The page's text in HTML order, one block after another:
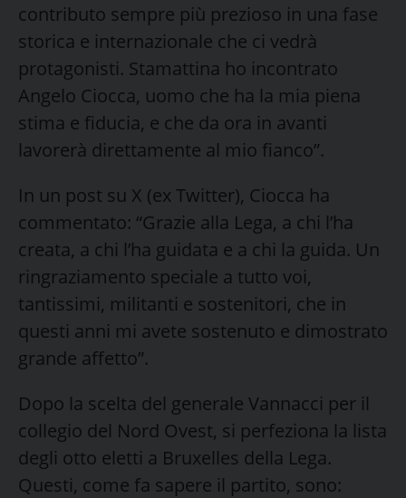
contributo sempre più prezioso in una fase
storica e internazionale che ci vedrà
protagonisti. Stamattina ho incontrato
Angelo Ciocca, uomo che ha la mia piena
stima e fiducia, e che da ora in avanti
lavorerà direttamente al mio fianco”.
In un post su X (ex Twitter), Ciocca ha
commentato: “Grazie alla Lega, a chi l’ha
creata, a chi l’ha guidata e a chi la guida. Un
ringraziamento speciale a tutto voi,
tantissimi, militanti e sostenitori, che in
questi anni mi avete sostenuto e dimostrato
grande affetto”.
Dopo la scelta del generale Vannacci per il
collegio del Nord Ovest, si perfeziona la lista
degli otto eletti a Bruxelles della Lega.
Questi, come fa sapere il partito, sono: